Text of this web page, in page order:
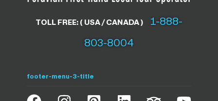
TOLL FREE: ( USA / CANADA )
1-888-
803-8004
footer-menu-3-title